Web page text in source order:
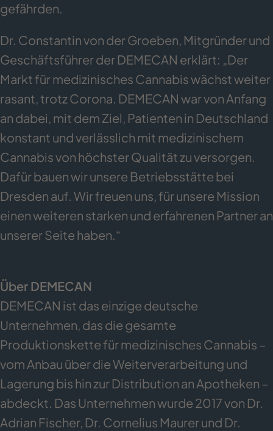
gefährden.
Dr. Constantin von der Groeben, Mitgründer und
Geschäftsführer der DEMECAN erklärt: „Der
Markt für medizinisches Cannabis wächst weiter
rasant, trotz Corona. DEMECAN war von Anfang
an dabei, mit dem Ziel, Patienten in Deutschland
konstant und verlässlich mit medizinischem
Cannabis von höchster Qualität zu versorgen.
Dafür bauen wir unsere Betriebsstätte bei
Dresden auf. Wir freuen uns, für unsere Mission
einen weiteren starken und erfahrenen Partner an
unserer Seite haben.“
Über DEMECAN
DEMECAN ist das einzige deutsche
Unternehmen, das die gesamte
Produktionskette für medizinisches Cannabis –
vom Anbau über die Weiterverarbeitung und
Lagerung bis hin zur Distribution an Apotheken –
abdeckt. Das Unternehmen wurde 2017 von Dr.
Adrian Fischer, Dr. Cornelius Maurer und Dr.